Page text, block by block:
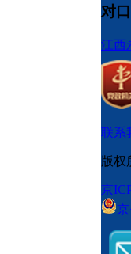
对
江西
联系
版权
京
京